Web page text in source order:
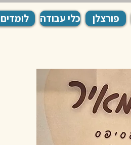
פורצלן כלי עבודה לומדים